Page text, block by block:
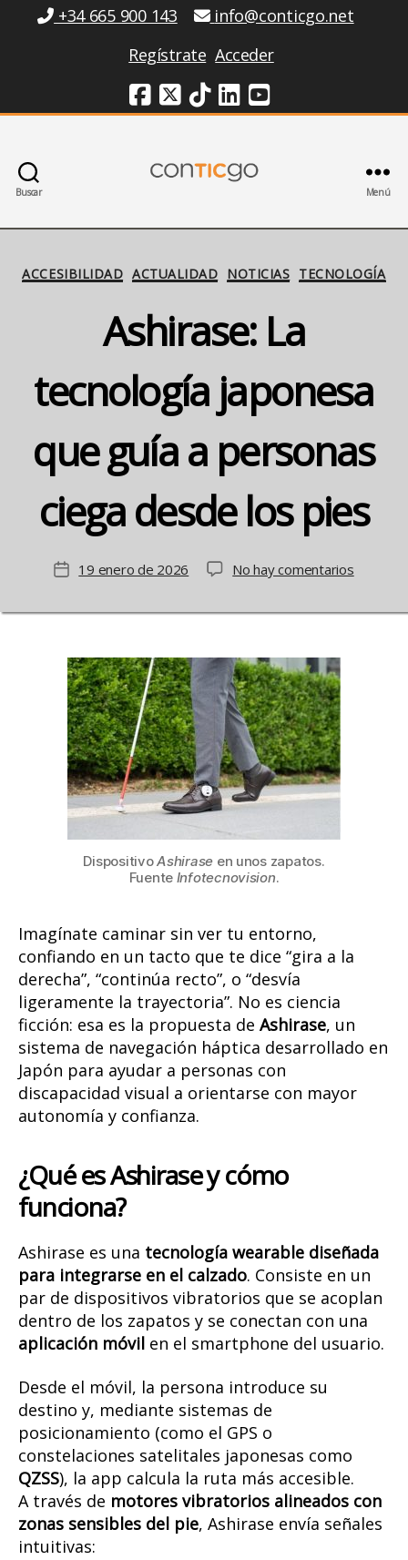
Información
+34 665 900 143
info@conticgo.net
Regístrate Acceder
Redes Sociales
Buscar Menú
Categorías
ACCESIBILIDAD ACTUALIDAD NOTICIAS TECNOLOGÍA
Ashirase: La
tecnología japonesa
que guía a personas
ciega desde los pies
Fecha
la
19 enero de 2026 No hay comentariosen
La
DispositivoAshirase en unos zapatos.
Fuente Infotecnovision.
Imagínate caminar sin ver tu entorno,
confiando en un tacto que te dice “gira a la
derecha”, “continúa recto”, o “desvía
ligeramente la trayectoria”. No es ciencia
ficción: esa es la propuesta de Ashirase, un
sistema de navegación háptica desarrollado en
Japón para ayudar a personas con
discapacidad visual a orientarse con mayor
autonomía y confianza.
¿Qué es Ashirase y cómo
funciona?
Ashirase es una tecnología wearable diseñada
para integrarse en el calzado. Consiste en un
par de dispositivos vibratorios que se acoplan
dentro de los zapatos y se conectan con una
aplicación móvil en el smartphone del usuario.
Desde el móvil, la persona introduce su
destino y, mediante sistemas de
posicionamiento (como el GPS o
constelaciones satelitales japonesas como
QZSS), la app calcula la ruta más accesible.
A través de motores vibratorios alineados con
zonas sensibles del pie, Ashirase envía señales
intuitivas: